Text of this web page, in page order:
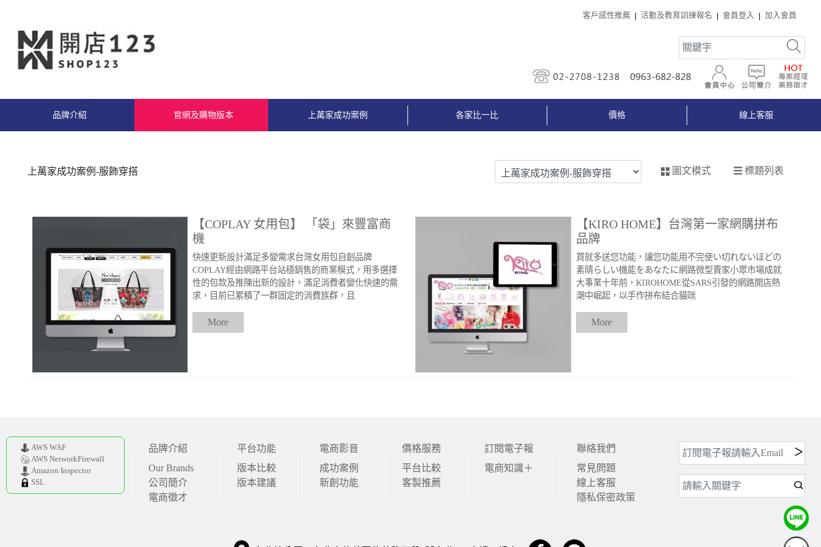
客戶感性推薦 活動及教育訓練報名 會員登入 加入會員
0963-682-828會員中心 公司簡介
品牌介紹 官網及購物版本 上萬家成功案例 各家比一比 價格 線上客服
上萬家成功案例-服飾穿搭 圖文模式 標題列表
【COPLAY 女用包】 「袋」來豐富商
機
快速更新設計滿足多變需求台灣女用包自創品牌
COPLAY經由網路平台站穩銷售的商業模式，用多選擇
性的包款及推陳出新的設計，滿足消費者變化快速的需
求，目前已累積了一群固定的消費族群，且
More
【KIRO HOME】台灣第一家網購拼布
品牌
買就多送您功能，讓您功能用不完使い切れないほどの
素晴らしい機能をあなたに網路微型賣家小眾市場成就
大事業十年前，KIROHOME從SARS引發的網路開店熱
潮中崛起，以手作拼布結合貓咪
More
AWS WAF
AWS NetworkFirewall
Amazon Inspector
SSL
品牌介紹
Our Brands
公司簡介
電商徵才
平台功能
版本比較
版本建議
電商影音
成功案例
新創功能
價格服務
平台比較
客製推薦
訂閱電子報
電商知識＋
聯絡我們
常見問題
線上客服
隱私保密政策